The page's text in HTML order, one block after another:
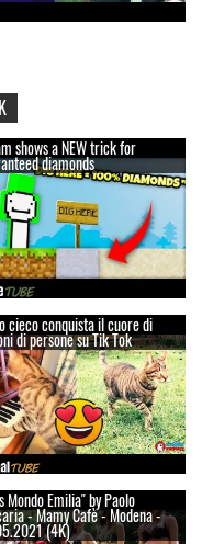
shows a NEW trick for
diamonds
cieco conquista il cuore di
di persone su Tik Tok
Mondo Emilia" by Paolo
- Mamy Cafè - Modena -
(4K)